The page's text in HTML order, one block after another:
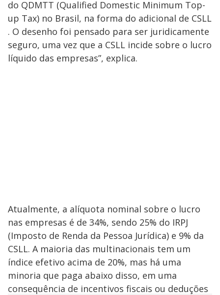
do QDMTT (Qualified Domestic Minimum Top-
up Tax) no Brasil, na forma do adicional de CSLL
. O desenho foi pensado para ser juridicamente
seguro, uma vez que a CSLL incide sobre o lucro
líquido das empresas”, explica.
Atualmente, a alíquota nominal sobre o lucro
nas empresas é de 34%, sendo 25% do IRPJ
(Imposto de Renda da Pessoa Jurídica) e 9% da
CSLL. A maioria das multinacionais tem um
índice efetivo acima de 20%, mas há uma
minoria que paga abaixo disso, em uma
consequência de incentivos fiscais ou deduções